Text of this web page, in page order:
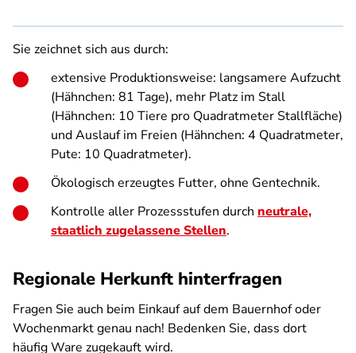
Sie zeichnet sich aus durch:
extensive Produktionsweise: langsamere Aufzucht
(Hähnchen: 81 Tage), mehr Platz im Stall
(Hähnchen: 10 Tiere pro Quadratmeter Stallfläche)
und Auslauf im Freien (Hähnchen: 4 Quadratmeter,
Pute: 10 Quadratmeter).
Ökologisch erzeugtes Futter, ohne Gentechnik.
Kontrolle aller Prozessstufen durch neutrale,
staatlich zugelassene Stellen.
Regionale Herkunft hinterfragen
Fragen Sie auch beim Einkauf auf dem Bauernhof oder
Wochenmarkt genau nach! Bedenken Sie, dass dort
häufig Ware zugekauft wird.